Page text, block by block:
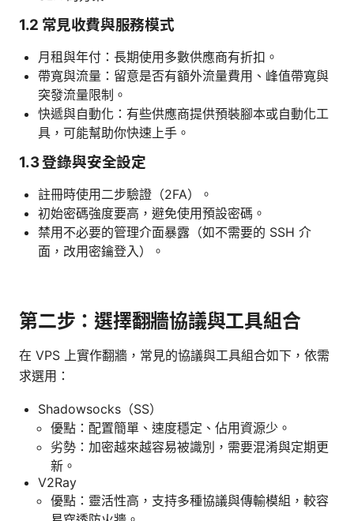
1.2 常見收費與服務模式
月租與年付：長期使用多數供應商有折扣。
帶寬與流量：留意是否有額外流量費用、峰值帶寬與
突發流量限制。
快遞與自動化：有些供應商提供預裝腳本或自動化工
具，可能幫助你快速上手。
1.3 登錄與安全設定
註冊時使用二步驗證（2FA）。
初始密碼強度要高，避免使用預設密碼。
禁用不必要的管理介面暴露（如不需要的 SSH 介
面，改用密鑰登入）。
第二步：選擇翻牆協議與工具組合
在 VPS 上實作翻牆，常見的協議與工具組合如下，依需
求選用：
Shadowsocks（SS）
優點：配置簡單、速度穩定、佔用資源少。
劣勢：加密越來越容易被識別，需要混淆與定期更
新。
V2Ray
優點：靈活性高，支持多種協議與傳輸模組，較容